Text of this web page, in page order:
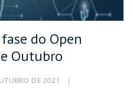
do Open
Outubro
DE 2021
|